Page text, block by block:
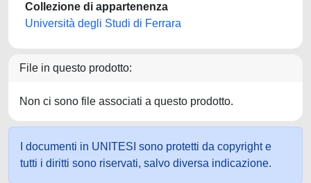
Collezione di appartenenza
Università degli Studi di Ferrara
File in questo prodotto:
Non ci sono file associati a questo prodotto.
I documenti in UNITESI sono protetti da copyright e
tutti i diritti sono riservati, salvo diversa indicazione.